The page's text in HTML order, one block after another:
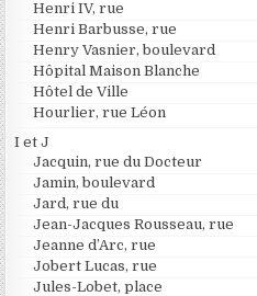
Henri IV, rue
Henri Barbusse, rue
Henry Vasnier, boulevard
Hôpital Maison Blanche
Hôtel de Ville
Hourlier, rue Léon
I et J
Jacquin, rue du Docteur
Jamin, boulevard
Jard, rue du
Jean-Jacques Rousseau, rue
Jeanne d’Arc, rue
Jobert Lucas, rue
Jules-Lobet, place